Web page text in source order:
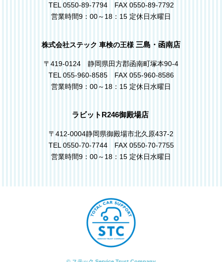
TEL 0550-89-7794 FAX 0550-89-7792
営業時間9：00～18：15 定休日水曜日
株式会社ステック 車検の王様 三島・函南店
〒419-0124 静岡県田方郡函南町塚本90-4
TEL 055-960-8585 FAX 055-960-8586
営業時間9：00～18：15 定休日水曜日
ラビットR246御殿場店
〒412-0004静岡県御殿場市北久原437-2
TEL 0550-70-7744 FAX 0550-70-7755
営業時間9：00～18：15 定休日水曜日